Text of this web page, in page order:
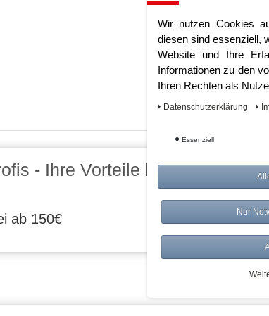
- Ihre Vorteile bei AWWM:
ab 150€
Risikolos: 14
Über 20.000
Wir nutzen Cookies
diesen sind essenziell,
Website und Ihre
Informationen zu den
Ihren Rechten als
Daten­schutz­erklärung
Essenziell
Nur